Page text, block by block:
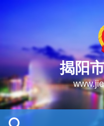
揭阳